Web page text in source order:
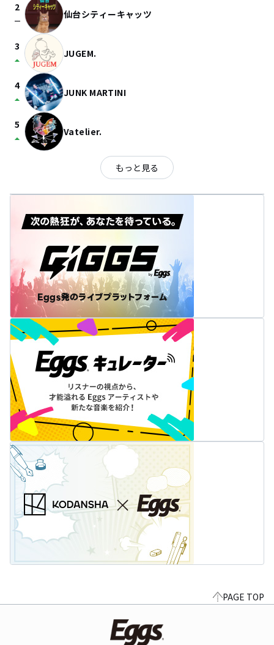
2
check_indeterminate_small 仙台シティーキャッツ
3
arrow_drop_up JUGEM.
4
arrow_drop_up JUNK MARTINI
5
arrow_drop_up Vatelier.
もっと見る
PAGE TOP